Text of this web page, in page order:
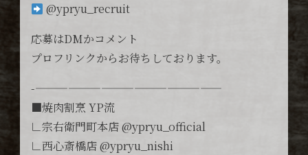
@ypryu_recruit
応募はDMかコメント
プロフリンクからお待ちしております。
-—————————————————
■焼肉割烹 YP流
∟宗右衛門町本店 @ypryu_official
∟西心斎橋店 @ypryu_nishi